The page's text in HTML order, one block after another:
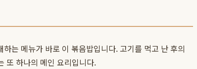
는 메뉴가 바로 이 볶음밥입니다. 고기를 먹고 난 후의
또 하나의 메인 요리입니다.